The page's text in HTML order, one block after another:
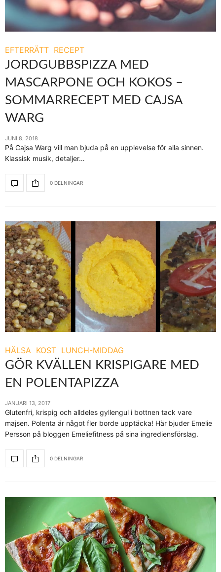
EFTERRÄTT RECEPT
JORDGUBBSPIZZA MED
MASCARPONE OCH KOKOS –
SOMMARRECEPT MED CAJSA
WARG
JUNI 8, 2018
På Cajsa Warg vill man bjuda på en upplevelse för alla sinnen.
Klassisk musik, detaljer…
0 DELNINGAR
HÄLSA KOST LUNCH-MIDDAG
GÖR KVÄLLEN KRISPIGARE MED
EN POLENTAPIZZA
JANUARI 13, 2017
Glutenfri, krispig och alldeles gyllengul i bottnen tack vare
majsen. Polenta är något fler borde upptäcka! Här bjuder Emelie
Persson på bloggen Emeliefitness på sina ingrediensförslag.
0 DELNINGAR